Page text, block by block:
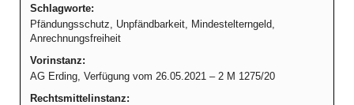
Schlagworte:
Pfändungsschutz, Unpfändbarkeit, Mindestelterngeld,
Anrechnungsfreiheit
Vorinstanz:
AG Erding, Verfügung vom 26.05.2021 – 2 M 1275/20
Rechtsmittelinstanz: